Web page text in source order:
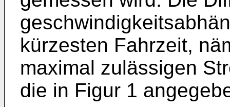
kürzesten Fahrzeit,
maximal zulässigen
die in Figur 1